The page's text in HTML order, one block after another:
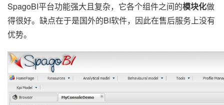
SpagoBI平台功能强大且复杂，它各个组件之间的模块化做
得很好。缺点在于是国外的BI软件，因此在售后服务上没有
优势。